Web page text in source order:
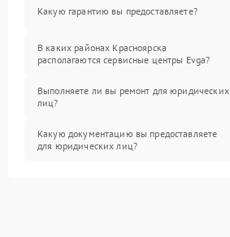
Какую гарантию вы предоставляете?
В каких районах Красноярска
располагаются сервисные центры Evga?
Выполняете ли вы ремонт для юридических
лиц?
Какую документацию вы предоставляете
для юридических лиц?